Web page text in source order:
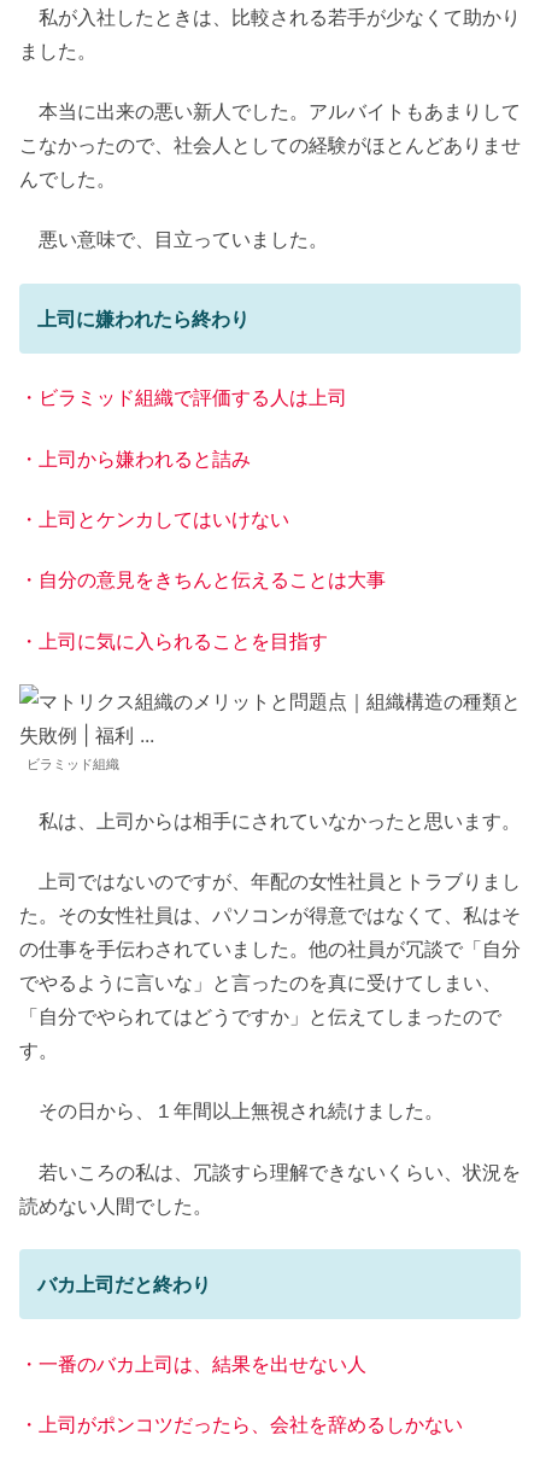
私が入社したときは、比較される若手が少なくて助かり
ました。
本当に出来の悪い新人でした。アルバイトもあまりして
こなかったので、社会人としての経験がほとんどありませ
んでした。
悪い意味で、目立っていました。
上司に嫌われたら終わり
・ビラミッド組織で評価する人は上司
・上司から嫌われると詰み
・上司とケンカしてはいけない
・自分の意見をきちんと伝えることは大事
・上司に気に入られることを目指す
ビラミッド組織
私は、上司からは相手にされていなかったと思います。
上司ではないのですが、年配の女性社員とトラブりまし
た。その女性社員は、パソコンが得意ではなくて、私はそ
の仕事を手伝わされていました。他の社員が冗談で「自分
でやるように言いな」と言ったのを真に受けてしまい、
「自分でやられてはどうですか」と伝えてしまったので
す。
その日から、１年間以上無視され続けました。
若いころの私は、冗談すら理解できないくらい、状況を
読めない人間でした。
バカ上司だと終わり
・一番のバカ上司は、結果を出せない人
・上司がポンコツだったら、会社を辞めるしかない